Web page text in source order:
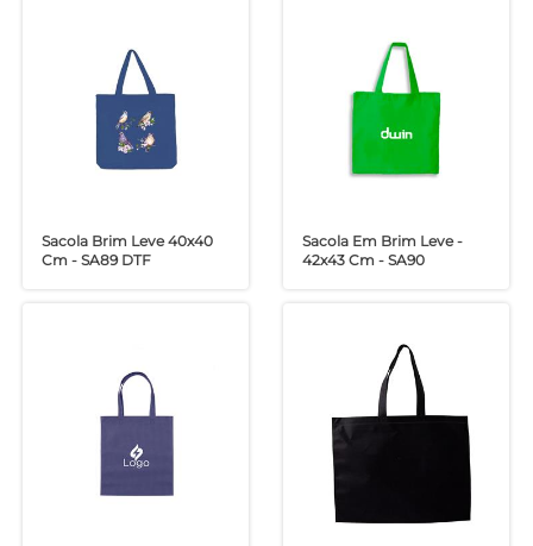
Sacola Brim Leve 40x40
Cm - SA89 DTF
Sacola Em Brim Leve -
42x43 Cm - SA90